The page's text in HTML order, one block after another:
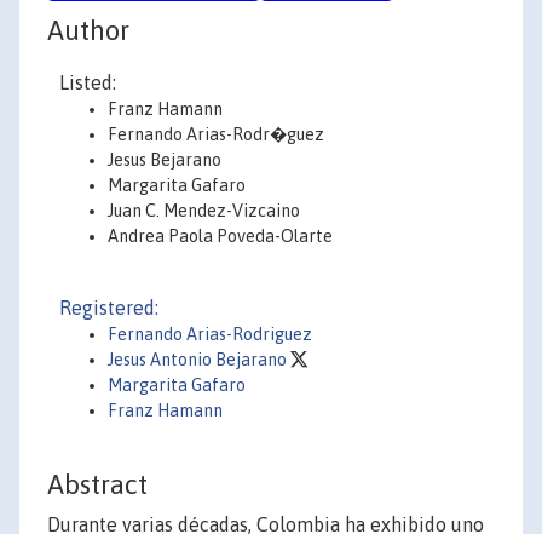
Author
Listed:
Franz Hamann
Fernando Arias-Rodr�guez
Jesus Bejarano
Margarita Gafaro
Juan C. Mendez-Vizcaino
Andrea Paola Poveda-Olarte
Registered:
Fernando Arias-Rodriguez
Jesus Antonio Bejarano
Margarita Gafaro
Franz Hamann
Abstract
Durante varias décadas, Colombia ha exhibido uno